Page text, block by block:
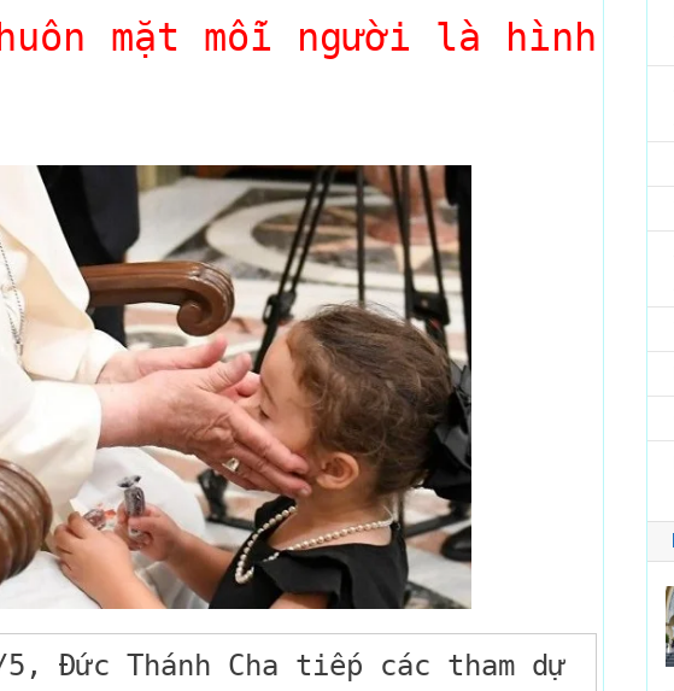
mặt mỗi người là hình
5, Đức Thánh Cha tiếp các tham dự